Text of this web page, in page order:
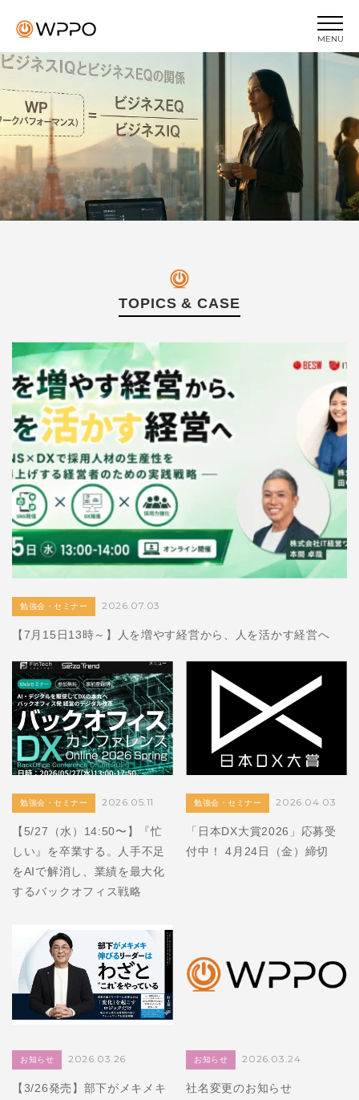
トップページ
トピックス
当協会について
ビジネスIQ
ビジネスEQ
セミナー
お問い合わせ
MENU
TOPICS & CASE
勉強会・セミナー 2026.07.03
【7月15日13時～】人を増やす経営から、人を活かす経営へ
勉強会・セミナー 2026.05.11
【5/27（水）14:50〜】『忙
しい』を卒業する。人手不足
をAIで解消し、業績を最大化
するバックオフィス戦略
勉強会・セミナー 2026.04.03
「日本DX大賞2026」応募受
付中！ 4月24日（金）締切
お知らせ 2026.03.26
【3/26発売】部下がメキメキ
お知らせ 2026.03.24
社名変更のお知らせ